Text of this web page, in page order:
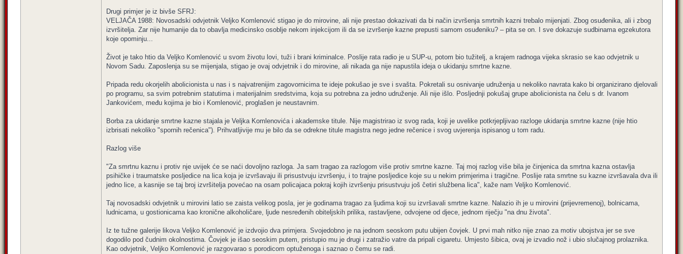
Drugi primjer je iz bivše SFRJ:
VELJAČA 1988: Novosadski odvjetnik Veljko Komlenović stigao je do mirovine, ali nije prestao dokazivati da bi način izvršenja smrtnih kazni trebalo mijenjati. Zbog osuđenika, ali i zbog
izvršitelja. Zar nije humanije da to obavlja medicinsko osoblje nekom injekcijom ili da se izvršenje kazne prepusti samom osuđeniku? – pita se on. I sve dokazuje sudbinama egzekutora
koje opominju...
Život je tako htio da Veljko Komlenović u svom životu lovi, tuži i brani kriminalce. Poslije rata radio je u SUP-u, potom bio tužitelj, a krajem radnoga vijeka skrasio se kao odvjetnik u
Novom Sadu. Zaposlenja su se mijenjala, stigao je ovaj odvjetnik i do mirovine, ali nikada ga nije napustila ideja o ukidanju smrtne kazne.
Pripada redu okorjelih abolicionista u nas i s najvatrenijim zagovornicima te ideje pokušao je sve i svašta. Pokretali su osnivanje udruženja u nekoliko navrata kako bi organizirano djelovali
po programu, sa svim potrebnim statutima i materijalnim sredstvima, koja su potrebna za jedno udruženje. Ali nije išlo. Posljednji pokušaj grupe abolicionista na čelu s dr. Ivanom
Jankovićem, među kojima je bio i Komlenović, proglašen je neustavnim.
Borba za ukidanje smrtne kazne stajala je Veljka Komlenovića i akademske titule. Nije magistrirao iz svog rada, koji je uvelike potkrjepljivao razloge ukidanja smrtne kazne (nije htio
izbrisati nekoliko "spornih rečenica"). Prihvatljivije mu je bilo da se odrekne titule magistra nego jedne rečenice i svog uvjerenja ispisanog u tom radu.
Razlog više
"Za smrtnu kaznu i protiv nje uvijek će se naći dovoljno razloga. Ja sam tragao za razlogom više protiv smrtne kazne. Taj moj razlog više bila je činjenica da smrtna kazna ostavlja
psihičke i traumatske posljedice na lica koja je izvršavaju ili prisustvuju izvršenju, i to trajne posljedice koje su u nekim primjerima i tragične. Poslije rata smrtne su kazne izvršavala dva ili
jedno lice, a kasnije se taj broj izvršitelja povećao na osam policajaca pokraj kojih izvršenju prisustvuju još četiri službena lica", kaže nam Veljko Komlenović.
Taj novosadski odvjetnik u mirovini latio se zaista velikog posla, jer je godinama tragao za ljudima koji su izvršavali smrtne kazne. Nalazio ih je u mirovini (prijevremenoj), bolnicama,
ludnicama, u gostionicama kao kronične alkoholičare, ljude nesređenih obiteljskih prilika, rastavljene, odvojene od djece, jednom riječju "na dnu života".
Iz te tužne galerije likova Veljko Komlenović je izdvojio dva primjera. Svojedobno je na jednom seoskom putu ubijen čovjek. U prvi mah nitko nije znao za motiv ubojstva jer se sve
dogodilo pod čudnim okolnostima. Čovjek je išao seoskim putem, pristupio mu je drugi i zatražio vatre da pripali cigaretu. Umjesto šibica, ovaj je izvadio nož i ubio slučajnog prolaznika.
Kao odvjetnik, Veljko Komlenović je razgovarao s porodicom optuženoga i saznao o čemu se radi.